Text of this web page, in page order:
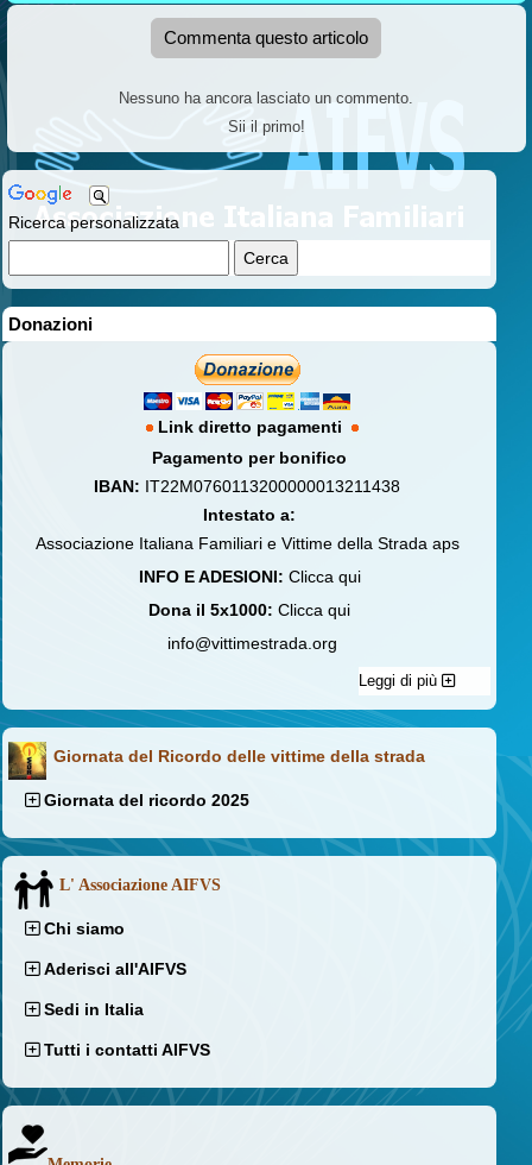
Ricerca personalizzata
Donazioni
Link diretto pagamenti
Pagamento per bonifico
IBAN: IT22M0760113200000013211438
Intestato a:
Associazione Italiana Familiari e Vittime della Strada aps
INFO E ADESIONI: Clicca qui
Dona il 5x1000: Clicca qui
info@vittimestrada.org
Leggi di più
Giornata del Ricordo delle vittime della strada
Giornata del ricordo 2025
L' Associazione AIFVS
Chi siamo
Aderisci all'AIFVS
Sedi in Italia
Tutti i contatti AIFVS
Commenta questo articolo
Nessuno ha ancora lasciato un commento.
Sii il primo!